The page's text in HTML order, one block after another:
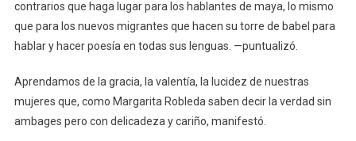
contrarios que haga lugar para los hablantes de maya, lo mismo
que para los nuevos migrantes que hacen su torre de babel para
hablar y hacer poesía en todas sus lenguas. —puntualizó.
Aprendamos de la gracia, la valentía, la lucidez de nuestras
mujeres que, como Margarita Robleda saben decir la verdad sin
ambages pero con delicadeza y cariño, manifestó.